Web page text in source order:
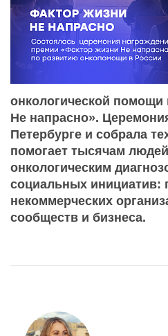
онкологической
Не напрасно».
Петербурге и собрала
помогает тысячам
онкологическим
социальных инициатив:
некоммерческих
сообществ и бизнеса.